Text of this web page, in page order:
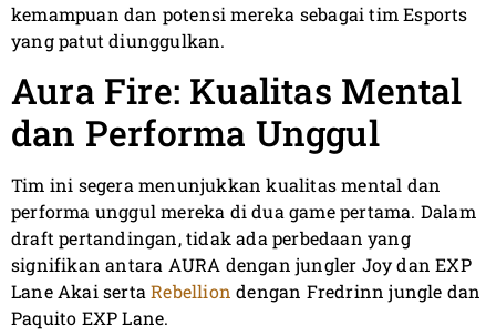
kemampuan dan potensi mereka sebagai tim Esports
yang patut diunggulkan.
Aura Fire: Kualitas Mental
dan Performa Unggul
Tim ini segera menunjukkan kualitas mental dan
performa unggul mereka di dua game pertama. Dalam
draft pertandingan, tidak ada perbedaan yang
signifikan antara AURA dengan jungler Joy dan EXP
Lane Akai sertaRebellion dengan Fredrinn jungle dan
Paquito EXP Lane.